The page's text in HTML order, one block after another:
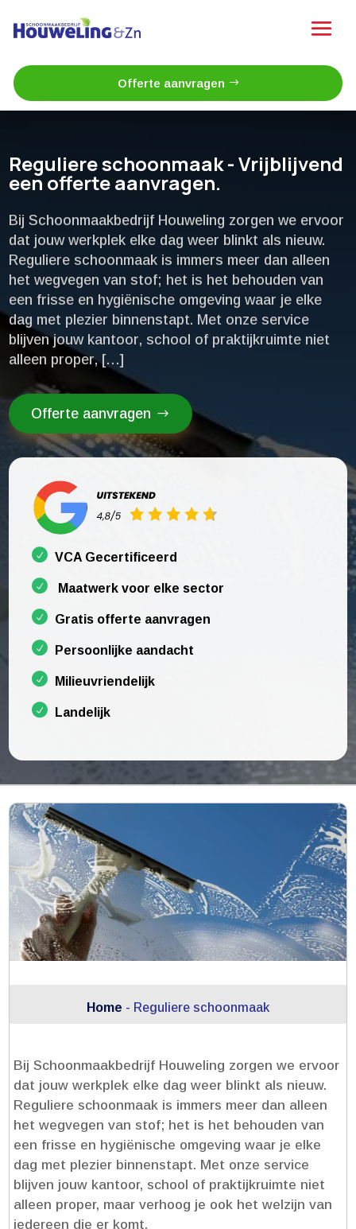
Offerte aanvragen
Reguliere schoonmaak - Vrijblijvend
een offerte aanvragen.
Bij Schoonmaakbedrijf Houweling zorgen we ervoor
dat jouw werkplek elke dag weer blinkt als nieuw.​
Reguliere schoonmaak is immers meer dan alleen
het wegvegen van stof; het is het behouden van
een frisse en hygiënische omgeving waar je elke
dag met plezier binnenstapt.​ Met onze service
blijven jouw kantoor, school of praktijkruimte niet
alleen proper, […]
Offerte aanvragen
VCA Gecertificeerd
Maatwerk voor elke sector
Gratis offerte aanvragen
Persoonlijke aandacht
Milieuvriendelijk
Landelijk
Home - Reguliere schoonmaak
Bij Schoonmaakbedrijf Houweling zorgen we ervoor
dat jouw werkplek elke dag weer blinkt als nieuw.​
Reguliere schoonmaak is immers meer dan alleen
het wegvegen van stof; het is het behouden van
een frisse en hygiënische omgeving waar je elke
dag met plezier binnenstapt.​ Met onze service
blijven jouw kantoor, school of praktijkruimte niet
alleen proper, maar verhoog je ook het welzijn van
iedereen die er komt.​